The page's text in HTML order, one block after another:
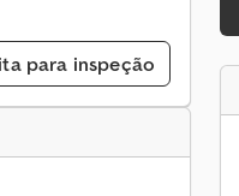
para inspeção